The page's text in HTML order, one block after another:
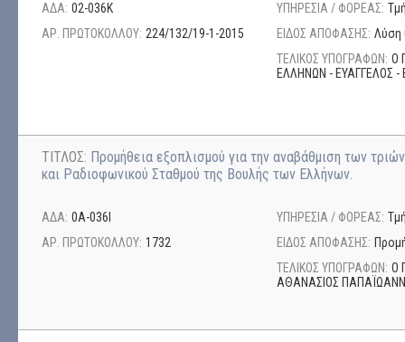
ΑΔΑ: 02-036Κ
ΑΡ. ΠΡΩΤΟΚΟΛΛΟΥ: 224/132/19-1-2015
ΥΠΗΡΕΣΙΑ / ΦΟΡΕΑΣ:
ΕΙΔΟΣ ΑΠΟΦΑΣΗΣ: Λύση
ΤΕΛΙΚΟΣ ΥΠΟΓΡΑΦΩΝ: Ο
ΕΛΛΗΝΩΝ - ΕΥΑΓΓΕΛΟΣ -
ΤΙΤΛΟΣ: Προμήθεια εξοπλισμού για την αναβάθμιση των
και Ραδιοφωνικού Σταθμού της Βουλής των Ελλήνων.
ΑΔΑ: 0Α-036Ι
ΑΡ. ΠΡΩΤΟΚΟΛΛΟΥ: 1732
ΥΠΗΡΕΣΙΑ / ΦΟΡΕΑΣ:
ΕΙΔΟΣ ΑΠΟΦΑΣΗΣ:
ΤΕΛΙΚΟΣ ΥΠΟΓΡΑΦΩΝ: Ο
ΑΘΑΝΑΣΙΟΣ